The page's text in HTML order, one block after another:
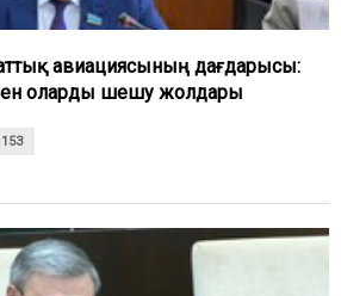
авиациясының дағдарысы:
оларды шешу жолдары
153